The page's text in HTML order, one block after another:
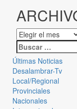
Últimas Noticias
Desalambrar-Tv
Local/Regional
Provinciales
Nacionales